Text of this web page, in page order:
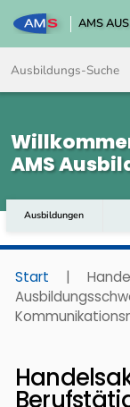
AMS
AMS
Ausbildungen
Start |